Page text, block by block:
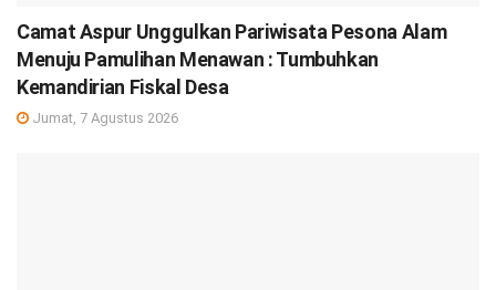
Camat Aspur Unggulkan Pariwisata Pesona Alam
Menuju Pamulihan Menawan : Tumbuhkan
Kemandirian Fiskal Desa
Jumat, 7 Agustus 2026